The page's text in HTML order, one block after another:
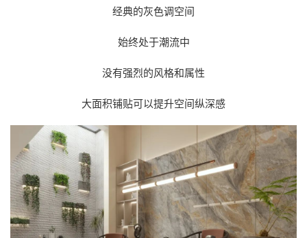
经典的灰色调空间
始终处于潮流中
没有强烈的风格和属性
大面积铺贴可以提升空间纵深感